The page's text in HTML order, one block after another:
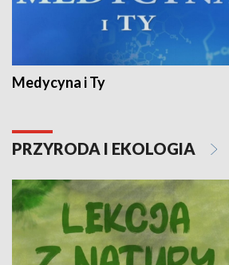
Medycyna i Ty
PRZYRODA I EKOLOGIA